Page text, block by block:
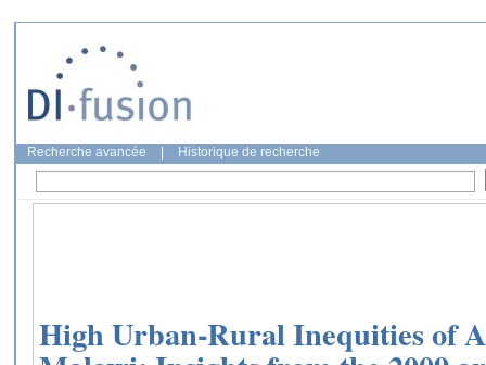
Recherche avancée Historique de recherche
High Urban-Rural Inequities of